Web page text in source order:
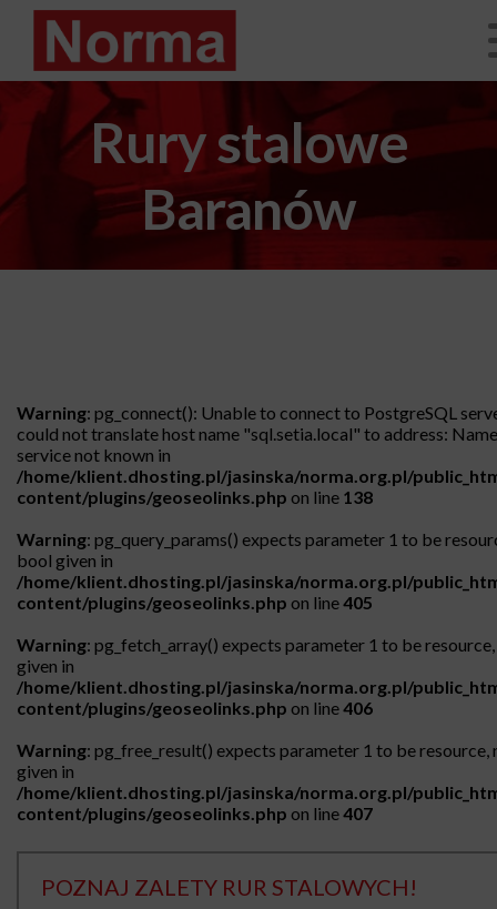
Rury stalowe
Baranów
Warning: pg_connect(): Unable to connect to PostgreSQL
could not translate host name "sql.setia.local" to address:
service not known in
/home/klient.dhosting.pl/jasinska/norma.org.pl/
content/plugins/geoseolinks.php on line 138
Warning: pg_query_params() expects parameter 1 to be
bool given in
/home/klient.dhosting.pl/jasinska/norma.org.pl/
content/plugins/geoseolinks.php on line405
Warning: pg_fetch_array() expects parameter 1 to be
given in
/home/klient.dhosting.pl/jasinska/norma.org.pl/
content/plugins/geoseolinks.php on line406
Warning: pg_free_result() expects parameter 1 to be resource,
given in
/home/klient.dhosting.pl/jasinska/norma.org.pl/
content/plugins/geoseolinks.php on line407
POZNAJ ZALETY RUR STALOWYCH!